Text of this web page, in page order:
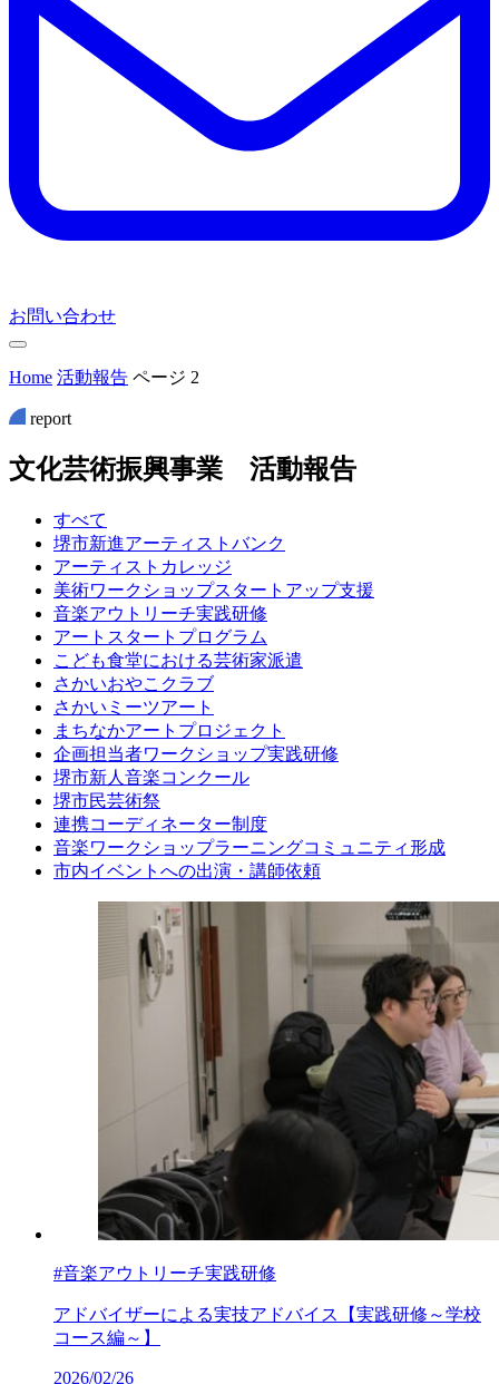
お問い合わせ
Home 活動報告 ページ 2
report
文化芸術振興事業 活動報告
すべて
堺市新進アーティストバンク
アーティストカレッジ
美術ワークショップスタートアップ支援
音楽アウトリーチ実践研修
アートスタートプログラム
こども食堂における芸術家派遣
さかいおやこクラブ
さかいミーツアート
まちなかアートプロジェクト
企画担当者ワークショップ実践研修
堺市新人音楽コンクール
堺市民芸術祭
連携コーディネーター制度
音楽ワークショップラーニングコミュニティ形成
市内イベントへの出演・講師依頼
#音楽アウトリーチ実践研修
アドバイザーによる実技アドバイス【実践研修～学校
コース編～】
2026/02/26